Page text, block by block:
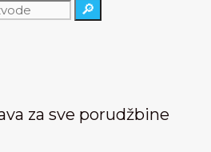
🔎
za sve porudžbine